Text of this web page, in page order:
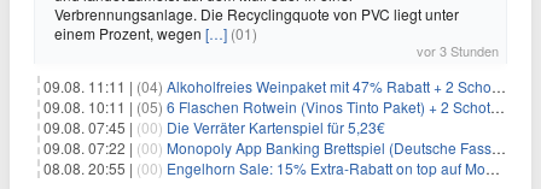
Verbrennungsanlage. Die Recyclingquote von PVC liegt unter
einem Prozent, wegen […] (01)
vor 3 Stunden
09.08. 11:11 | (04) Alkoholfreies Weinpaket mit 47% Rabatt + 2 Schott Zwiesel Gläser GRATIS für 29,99€
09.08. 10:11 | (05) 6 Flaschen Rotwein (Vinos Tinto Paket) + 2 Schott Zwiesel Gläser für 25,99€ inkl. Versand
09.08. 07:45 | (00) Die Verräter Kartenspiel für 5,23€
09.08. 07:22 | (00) Monopoly App Banking Brettspiel (Deutsche Fassung) für 9,84€
08.08. 20:55 | (00) Engelhorn Sale: 15% Extra-Rabatt on top auf Mode- und Sport-Artikel